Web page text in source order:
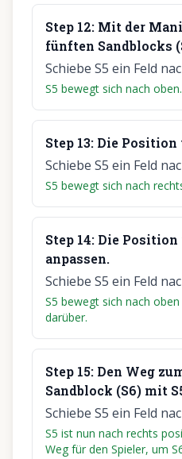
Step 12: Mit der
fünften Sandblocks
Schiebe S5 ein Feld
S5 bewegt sich nach oben.
Step 13: Die Position
Schiebe S5 ein Feld
S5 bewegt sich nach
Step 14: Die Position
anpassen.
Schiebe S5 ein Feld
S5 bewegt sich nach
darüber.
Step 15: Den Weg
Sandblock (S6) mit
Schiebe S5 ein Feld
S5 ist nun nach rechts
Weg für den Spieler, um